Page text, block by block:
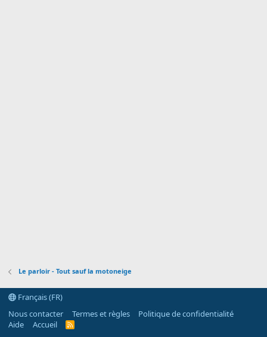
Le parloir - Tout sauf la motoneige
Français (FR)
Nous contacter
Termes et règles
Politique de confidentialité
Aide
Accueil
R